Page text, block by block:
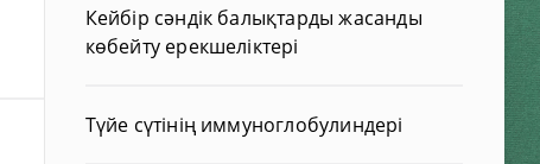
Кейбір сәндік балықтарды жасанды
көбейту ерекшеліктері
Түйе сүтінің иммуноглобулиндері